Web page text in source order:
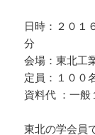
日時：２０１
分
会場：東北工
定員：１００
資料代 ：一
東北の学会員